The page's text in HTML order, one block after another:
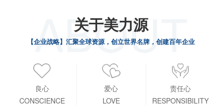
ABOUT
关于美力源
【企业战略】汇聚全球资源，创立世界名牌，创建百年企业
良心
CONSCIENCE
爱心
LOVE
责任心
RESPONSIBILITY